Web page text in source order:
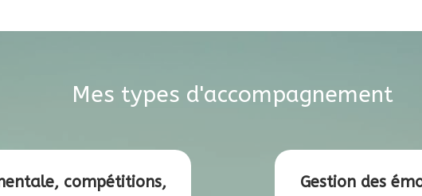
Mes types d'accompagnement
compétitions,
Gestion des